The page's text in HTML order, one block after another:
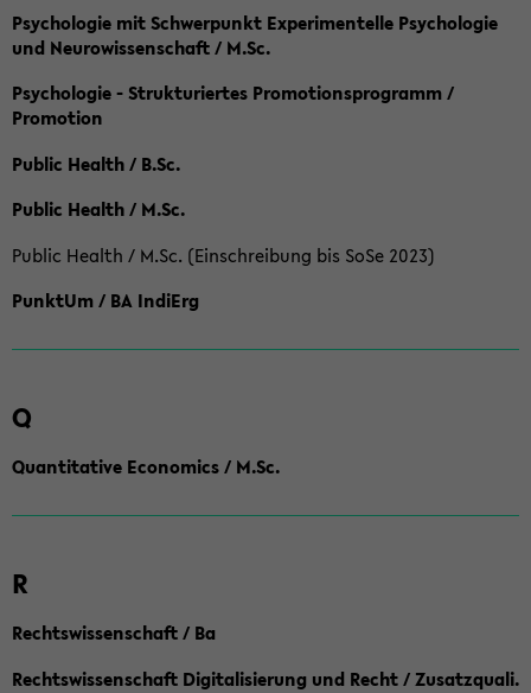
Psychologie mit Schwerpunkt Experimentelle Psychologie
und Neurowissenschaft / M.Sc.
Psychologie - Strukturiertes Promotionsprogramm /
Promotion
Public Health / B.Sc.
Public Health / M.Sc.
Public Health / M.Sc. (Einschreibung bis SoSe 2023)
PunktUm / BA IndiErg
Q
Quantitative Economics / M.Sc.
R
Rechtswissenschaft / Ba
Rechtswissenschaft Digitalisierung und Recht / Zusatzquali.